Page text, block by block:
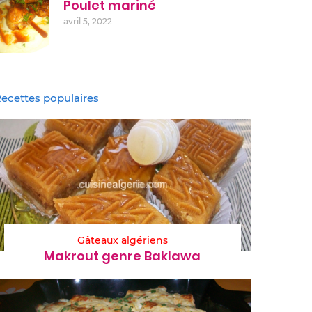
Poulet mariné
avril 5, 2022
populaires
Gâteaux algériens
Makrout genre Baklawa